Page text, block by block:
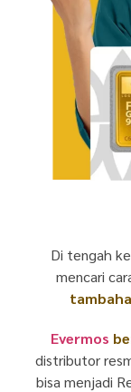
Di tengah
mencari
Evermos
distributor
bisa menjadi